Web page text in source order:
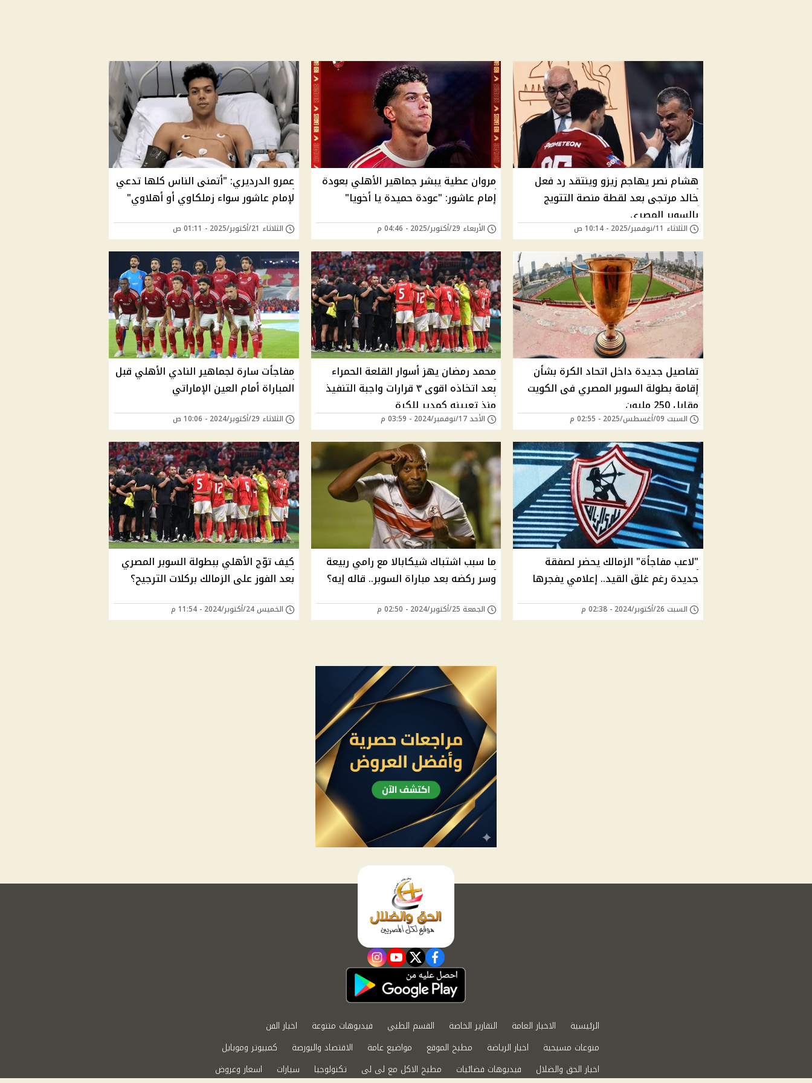
هشام نصر يهاجم زيزو وينتقد رد فعل
خالد مرتجى بعد لقطة منصة التتويج
بالسوبر المصري
الثلاثاء 11/نوفمبر/2025 - 10:14 ص
مروان عطية يبشر جماهير الأهلي بعودة
إمام عاشور: "عودة حميدة يا أخويا"
الأربعاء 29/أكتوبر/2025 - 04:46 م
عمرو الدرديري: "أتمنى الناس كلها تدعي
لإمام عاشور سواء زملكاوي أو أهلاوي"
الثلاثاء 21/أكتوبر/2025 - 01:11 ص
تفاصيل جديدة داخل اتحاد الكرة بشأن
إقامة بطولة السوبر المصري فى الكويت
مقابل 250 مليون
السبت 09/أغسطس/2025 - 02:55 م
محمد رمضان يهز أسوار القلعة الحمراء
بعد اتخاذه اقوى ٣ قرارات واجبة التنفيذ
منذ تعيينه كمدير للكرة
الأحد 17/نوفمبر/2024 - 03:59 م
مفاجأت سارة لجماهير النادي الأهلي قبل
المباراة أمام العين الإماراتي
الثلاثاء 29/أكتوبر/2024 - 10:06 ص
"لاعب مفاجأة" الزمالك يحضر لصفقة
جديدة رغم غلق القيد.. إعلامي يفجرها
السبت 26/أكتوبر/2024 - 02:38 م
ما سبب اشتباك شيكابالا مع رامي ربيعة
وسر ركضه بعد مباراة السوبر.. قاله إيه؟
الجمعة 25/أكتوبر/2024 - 02:50 م
كيف توّج الأهلي ببطولة السوبر المصري
بعد الفوز على الزمالك بركلات الترجيح؟
الخميس 24/أكتوبر/2024 - 11:54 م
facebook
twitter
youtube
instagram
الرئيسية الاخبار العامة التقارير الخاصة القسم الطبي فيديوهات متنوعة
اخبار الفن
منوعات مسيحية
اخبار الرياضة مطبخ الموقع مواضيع عامة الاقتصاد والبورصة
كمبيوتر وموبايل
اخبار الحق والضلال
فيديوهات فضائيات مطبخ الاكل مع لى لى تكنولوجيا سيارات اسعار وعروض